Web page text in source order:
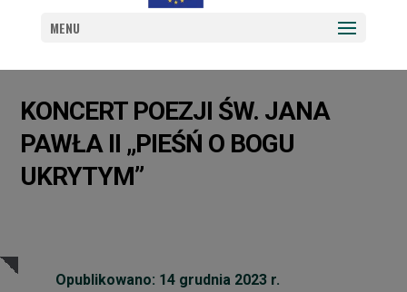
MENU
KONCERT POEZJI ŚW. JANA
PAWŁA II „PIEŚŃ O BOGU
UKRYTYM”
Opublikowano: 14 grudnia 2023 r.